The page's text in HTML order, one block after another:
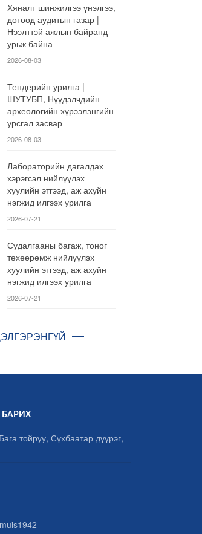
Хяналт шинжилгээ үнэлгээ,
дотоод аудитын газар |
Нээлттэй ажлын байранд
урьж байна
2026-08-03
Тендерийн урилга |
ШУТУБП, Нүүдэлчдийн
археологийн хүрээлэнгийн
урсгал засвар
2026-08-03
Лабораторийн дагалдах
хэрэгсэл нийлүүлэх
хуулийн этгээд, аж ахуйн
нэгжид илгээх урилга
2026-07-21
Судалгааны багаж, тоног
төхөөрөмж нийлүүлэх
хуулийн этгээд, аж ахуйн
нэгжид илгээх урилга
2026-07-21
тойруу, Сүхбаатар дүүрэг,